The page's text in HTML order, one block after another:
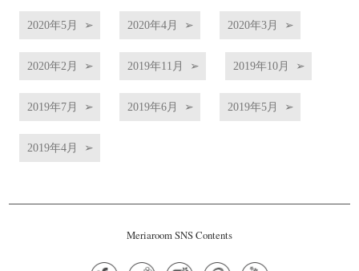
2020年5月 2020年4月 2020年3月
2020年2月 2019年11月 2019年10月
2019年7月 2019年6月 2019年5月
2019年4月
Meriaroom SNS Contents